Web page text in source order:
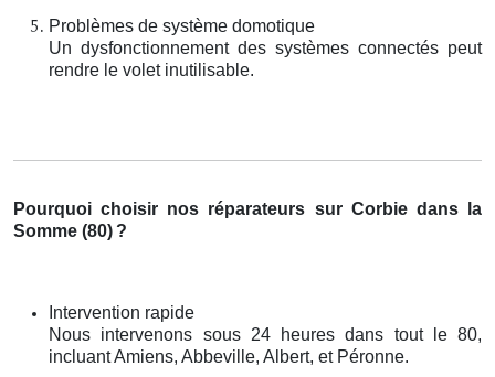
Problèmes de système domotique
Un dysfonctionnement des systèmes connectés peut
rendre le volet inutilisable.
Pourquoi choisir nos réparateurs sur Corbie dans la
Somme (80) ?
Intervention rapide
Nous intervenons sous 24 heures dans tout le 80,
incluant Amiens, Abbeville, Albert, et Péronne.